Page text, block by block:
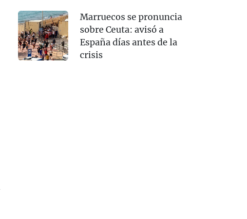
Marruecos se pronuncia
sobre Ceuta: avisó a
España días antes de la
crisis